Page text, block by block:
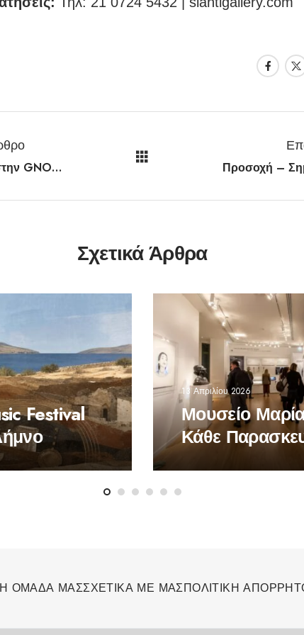
Νέες πρεμιέρες στην GNO TV: Μποέμ & Δον Κιχώτης
Σχετικά Άρθρα
Festival
13 Απριλίου 2026
Μουσείο
Κάθε
προσφορά -Πασχαλινές
Η ΟΜΑΔΑ ΜΑΣΣΧΕΤΙΚΑ ΜΕ ΜΑΣΠΟΛΙΤΙΚΗ